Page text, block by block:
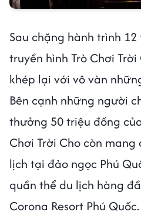
Sau chặng hành trình
truyền hình Trò Chơi
khép lại với vô vàn
Bên cạnh những người
thưởng 50 triệu đồng
Chơi Trời Cho còn
lịch tại đảo ngọc Phú
quần thể du lịch hàng
Corona Resort Phú Quốc.